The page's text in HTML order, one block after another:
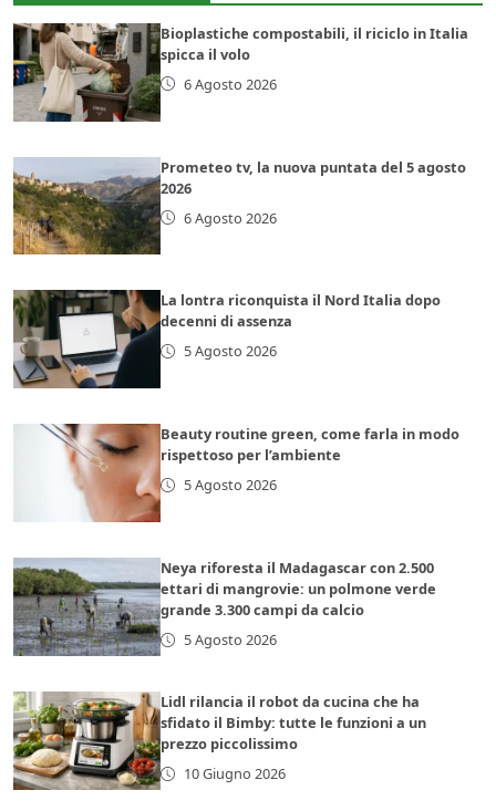
Bioplastiche compostabili, il riciclo in Italia
spicca il volo
6 Agosto 2026
Prometeo tv, la nuova puntata del 5 agosto
2026
6 Agosto 2026
La lontra riconquista il Nord Italia dopo
decenni di assenza
5 Agosto 2026
Beauty routine green, come farla in modo
rispettoso per l’ambiente
5 Agosto 2026
Neya riforesta il Madagascar con 2.500
ettari di mangrovie: un polmone verde
grande 3.300 campi da calcio
5 Agosto 2026
Lidl rilancia il robot da cucina che ha
sfidato il Bimby: tutte le funzioni a un
prezzo piccolissimo
10 Giugno 2026